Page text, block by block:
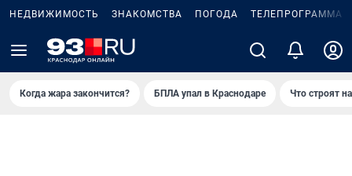
НЕДВИЖИМОСТЬ ЗНАКОМСТВА ПОГОДА ТЕЛЕПРОГРАММА
Когда жара закончится? БПЛА упал в Краснодаре Что строят